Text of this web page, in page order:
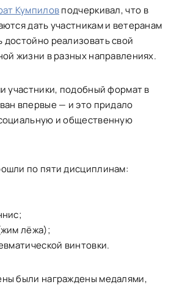
Кумпиловподчеркивал, что в
дать участникам и ветеранам
реализовать свой
жизни в разных направлениях.
участники, подобный формат в
впервые — и это придало
и общественную
по пяти дисциплинам:
лёжа);
винтовки.
были награждены медалями,